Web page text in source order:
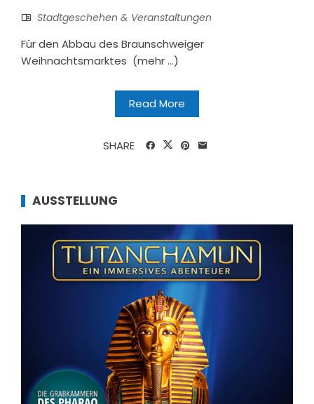
Stadtgeschehen & Veranstaltungen
Für den Abbau des Braunschweiger
Weihnachtsmarktes (mehr …)
Read More
SHARE
AUSSTELLUNG